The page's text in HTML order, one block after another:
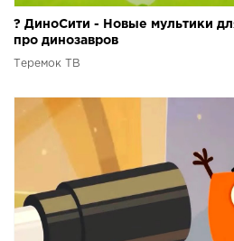
? ДиноСити - Новые мультики
про динозавров
Теремок ТВ